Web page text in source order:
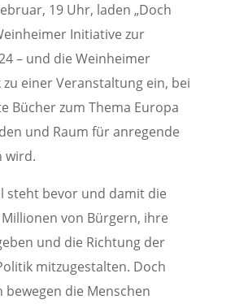
19 Uhr, laden „Doch
Initiative zur
– und die Weinheimer
einer Veranstaltung ein, bei
Bücher zum Thema Europa
und Raum für anregende
wird.
steht bevor und damit die
von Bürgern, ihre
und die Richtung der
mitzugestalten. Doch
bewegen die Menschen